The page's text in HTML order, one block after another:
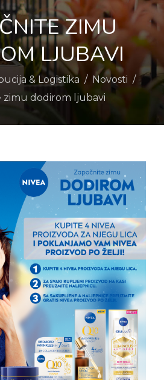
ZIMU
LJUBAVI
& Logistika / Novosti /
zimu dodirom ljubavi